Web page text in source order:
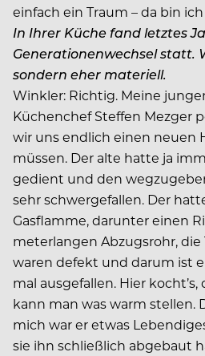
einfach ein Traum – da bin
In Ihrer Küche fand letztes
Generationenwechsel statt.
sondern eher materiell.
Winkler: Richtig. Meine
Küchenchef Steffen Mezger
wir uns endlich einen neuen
müssen. Der alte hatte ja
gedient und den
sehr schwergefallen. Der
Gasflamme, darunter einen
meterlangen Abzugsrohr,
waren defekt und darum ist
mal ausgefallen. Hier
kann man was warm stellen.
mich war er etwas
sie ihn schließlich abgebaut